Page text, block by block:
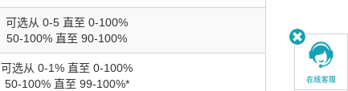
可选从 0-5 直至 0-100%
50-100% 直至 90-100%
可选从 0-1% 直至 0-100%
50-100% 直至 99-100%*